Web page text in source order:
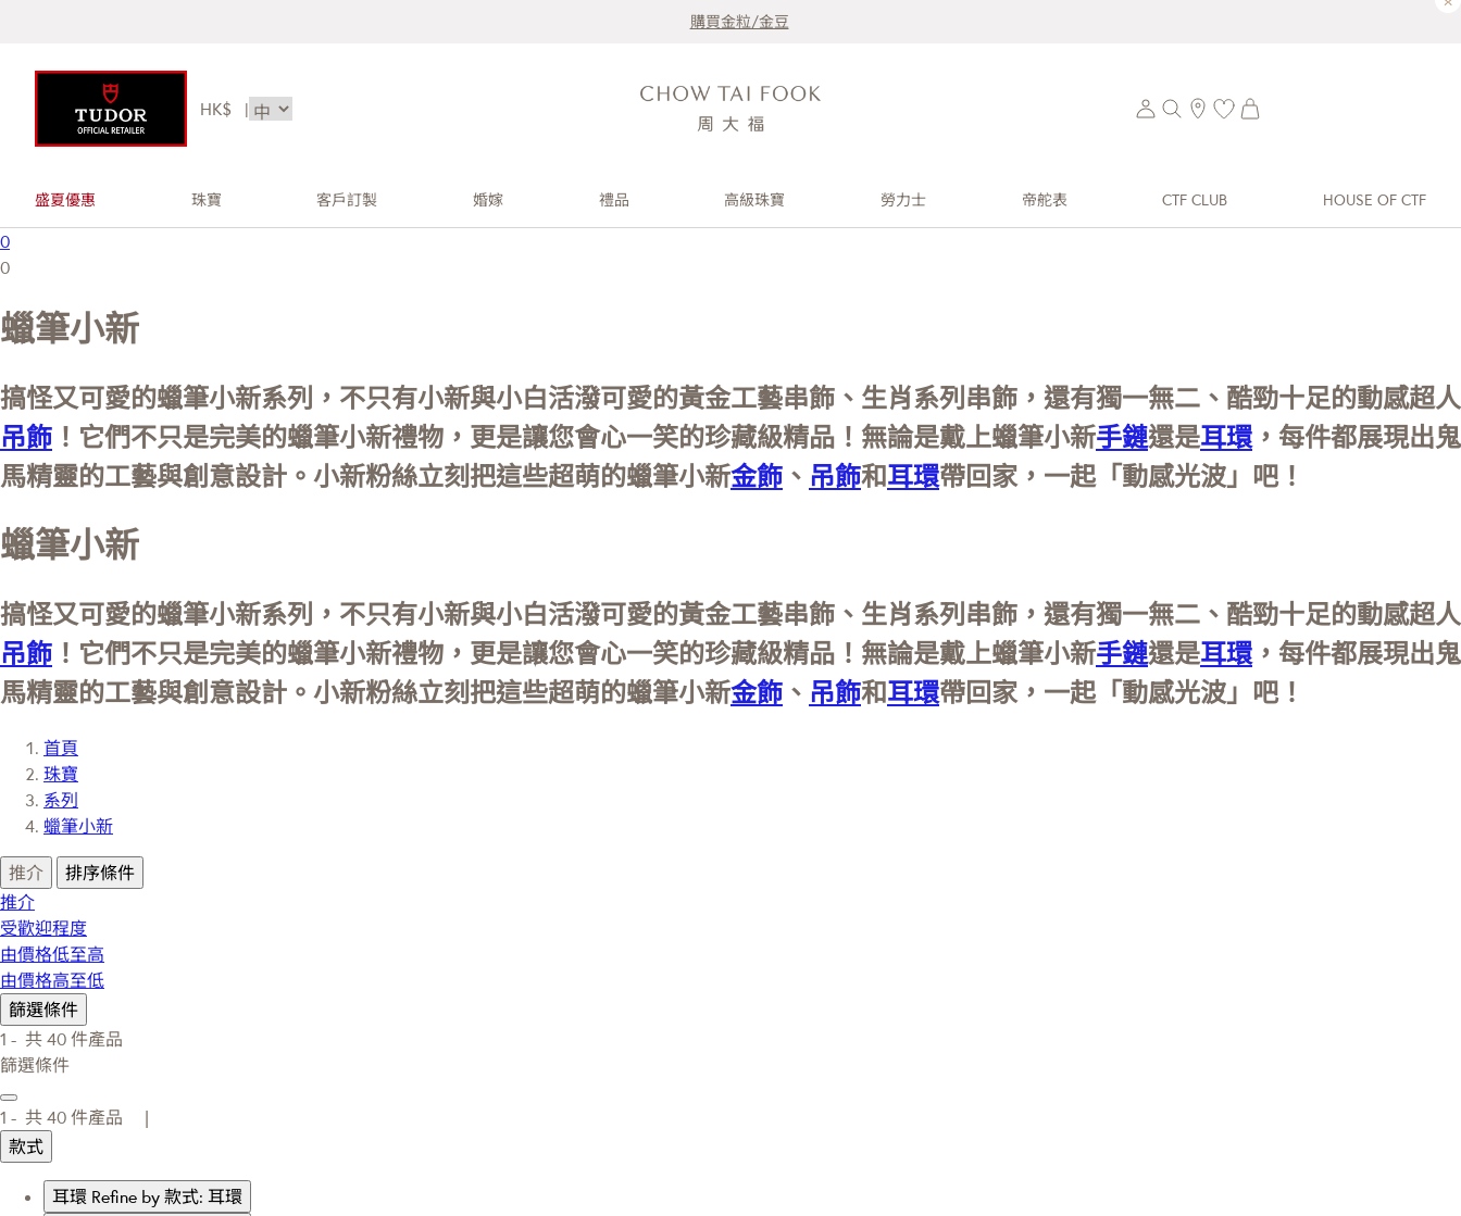
購買金粒/金豆
HK$ |
盛夏優惠 珠寶 客戶訂製 婚嫁 禮品 高級珠寶 勞力士 帝舵表 CTF CLUB HOUSE OF CTF
0
0
蠟筆小新
搞怪又可愛的蠟筆小新系列，不只有小新與小白活潑可愛的黃金工藝串飾、生肖系列串飾，還有獨一無二、酷勁十足的動感超人
吊飾 ！它們不只是完美的蠟筆小新禮物，更是讓您會心一笑的珍藏級精品！無論是戴上蠟筆小新手鏈還是耳環，每件都展現出鬼
馬精靈的工藝與創意設計。小新粉絲立刻把這些超萌的蠟筆小新金飾 、 吊飾和耳環帶回家，一起「動感光波」吧！
蠟筆小新
搞怪又可愛的蠟筆小新系列，不只有小新與小白活潑可愛的黃金工藝串飾、生肖系列串飾，還有獨一無二、酷勁十足的動感超人
吊飾 ！它們不只是完美的蠟筆小新禮物，更是讓您會心一笑的珍藏級精品！無論是戴上蠟筆小新手鏈還是耳環，每件都展現出鬼
馬精靈的工藝與創意設計。小新粉絲立刻把這些超萌的蠟筆小新金飾 、 吊飾和耳環帶回家，一起「動感光波」吧！
首頁
珠寶
系列
蠟筆小新
推介
排序條件
推介
受歡迎程度
由價格低至高
由價格高至低
篩選條件
1 - 共 40 件產品
篩選條件
1 - 共 40 件產品 |
款式
耳環 Refine by 款式: 耳環